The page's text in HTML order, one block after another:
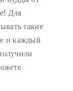
Для
такие
и каждый